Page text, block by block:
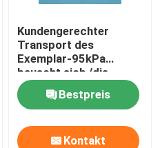
Kundengerechter
Transport des
Exemplar-95kPa
bauscht sich,/die
biologische
genehmigte
Gefahrentasche IATA
Bestpreis
Kontakt